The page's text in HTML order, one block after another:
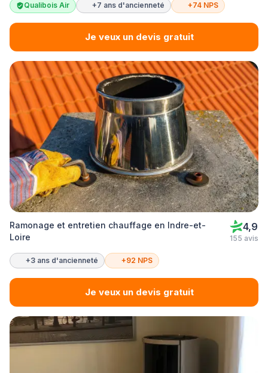
Qualibois Air +7 ans d'ancienneté +74 NPS
Je veux un devis gratuit
Ramonage et entretien chauffage en Indre-et-
Loire
4,9
155 avis
+3 ans d'ancienneté +92 NPS
Je veux un devis gratuit